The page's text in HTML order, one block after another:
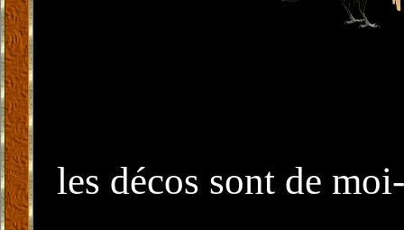
les décos sont de